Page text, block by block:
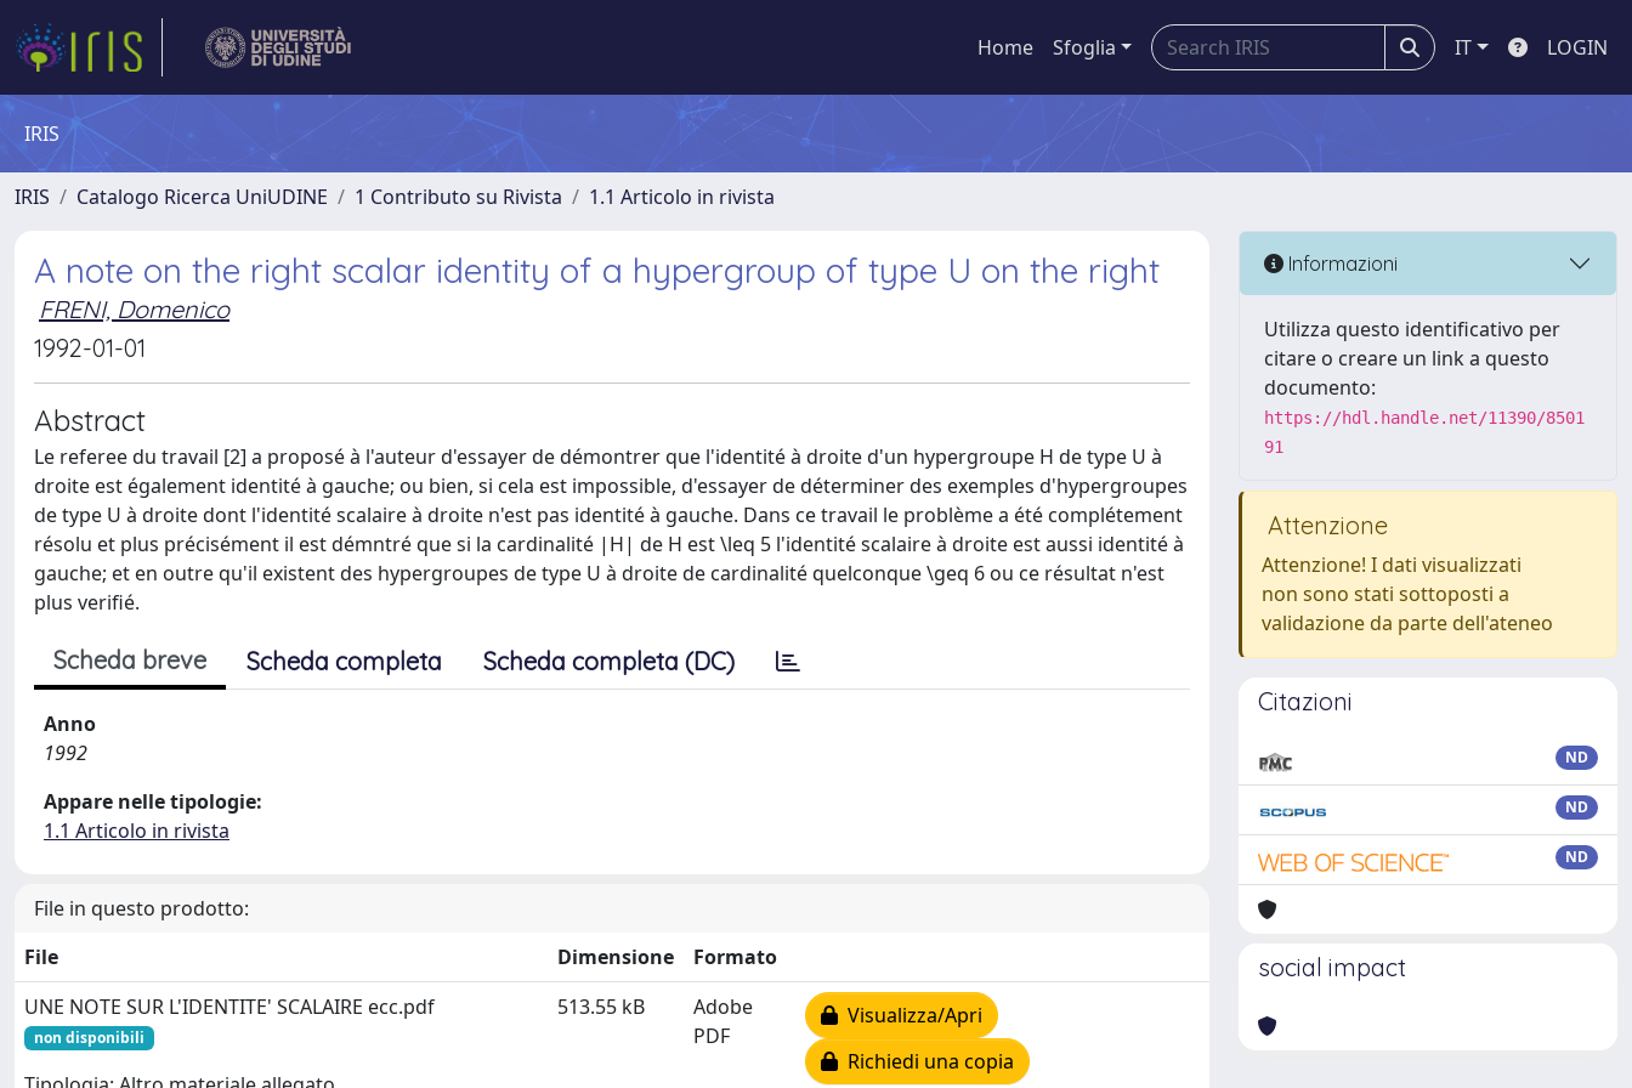
Home Sfoglia IT LOGIN
IRIS
IRIS Catalogo Ricerca UniUDINE 1 Contributo su Rivista 1.1 Articolo in rivista
A note on the right scalar identity of a hypergroup of type U on the right
FRENI, Domenico
1992-01-01
Abstract
Le referee du travail [2] a proposé à l'auteur d'essayer de démontrer que l'identité à droite d'un hypergroupe H de type U à
droite est également identité à gauche; ou bien, si cela est impossible, d'essayer de déterminer des exemples d'hypergroupes
de type U à droite dont l'identité scalaire à droite n'est pas identité à gauche. Dans ce travail le problème a été complétement
résolu et plus précisément il est démntré que si la cardinalité |H| de H est \leq 5 l'identité scalaire à droite est aussi identité à
gauche; et en outre qu'il existent des hypergroupes de type U à droite de cardinalité quelconque \geq 6 ou ce résultat n'est
plus verifié.
Scheda breve Scheda completa Scheda completa (DC)
Anno
1992
Appare nelle tipologie:
1.1 Articolo in rivista
File in questo prodotto:
File
Dimensione
Formato
UNE NOTE SUR L'IDENTITE' SCALAIRE ecc.pdf
non disponibili
513.55 kB
Adobe
PDF
Visualizza/Apri
Richiedi una copia
Informazioni
Utilizza questo identificativo per
citare o creare un link a questo
documento:
https://hdl.handle.net/11390/8501
91
Attenzione
Attenzione! I dati visualizzati
non sono stati sottoposti a
validazione da parte dell'ateneo
Citazioni
ND
ND
ND
social impact